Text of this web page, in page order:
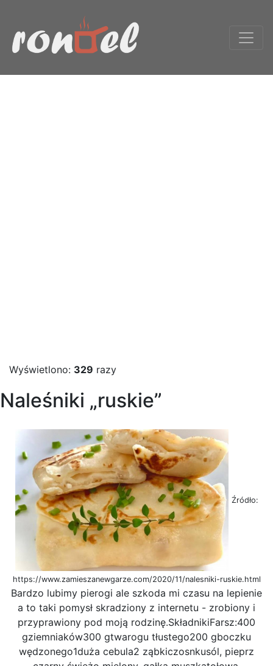
Wyświetlono: 329 razy
Naleśniki „ruskie”
Źródło:
https://www.zamieszanewgarze.com/2020/11/nalesniki-ruskie.html
Bardzo lubimy pierogi ale szkoda mi czasu na lepienie
a to taki pomysł skradziony z internetu - zrobiony i
przyprawiony pod moją rodzinę.SkładnikiFarsz:400
gziemniaków300 gtwarogu tłustego200 gboczku
wędzonego1duża cebula2 ząbkiczosnkusól, pieprz